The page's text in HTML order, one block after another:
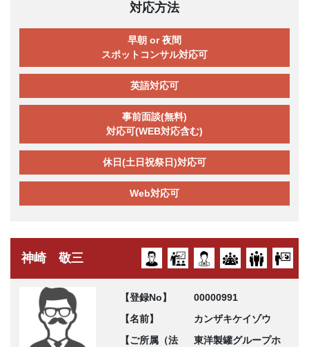
対応方法
早朝 or 夜間
スポットコンサル対応可
英語対応可
事前面談(無料)
対応可(WEB対応含む)
休日(土日祝祭日)対応可
Web対応可
神崎 敬三
【登録No】
00000991
【名前】
カンザキケイゾウ
【ご所属（法
東洋製罐グループホ